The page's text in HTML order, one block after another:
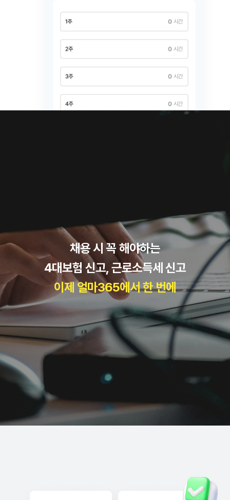
채용 시 꼭 해야하는
4대보험 신고, 근로소득세 신고
이제 얼마365에서 한 번에